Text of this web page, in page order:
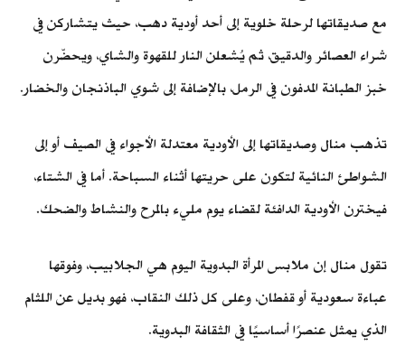
مع صديقاتها لرحلة خلوية إلى أحد أودية دهب، حيث يتشاركن في
شراء العصائر والدقيق، ثم يُشعلن النار للقهوة والشاي، ويحضّرن
خبز الطبانة المدفون في الرمل، بالإضافة إلى شوي الباذنجان والخضار.
تذهب منال وصديقاتها إلى الأودية معتدلة الأجواء في الصيف أو إلى
الشواطئ النائية لتكون على حريتها أثناء السباحة. أما في الشتاء،
فيخترن الأودية الدافئة لقضاء يوم مليء بالمرح والنشاط والضحك.
تقول منال إن ملابس المرأة البدوية اليوم هي الجلابيب، وفوقها
عباءة سعودية أو قفطان، وعلى كل ذلك النقاب، فهو بديل عن اللثام
الذي يمثل عنصرًا أساسيًا في الثقافة البدوية.